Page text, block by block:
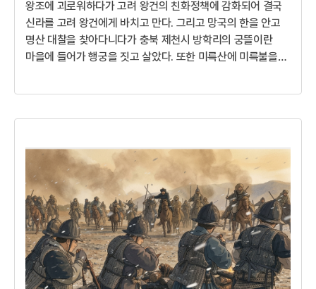
왕조에 괴로워하다가 고려 왕건의 친화정책에 감화되어 결국
신라를 고려 왕건에게 바치고 만다. 그리고 망국의 한을 안고
명산 대찰을 찾아다니다가 충북 제천시 방학리의 궁뜰이란
마을에 들어가 행궁을 짓고 살았다. 또한 미륵산에 미륵불을
있으랴. 궁뜰에 묻혀 살며 아침저녁으로 고개에 올라가 속죄의
절을 하리라.부드러움과 강함 사이에서927년 후백제의
견훤은 신라 서라벌(경주...